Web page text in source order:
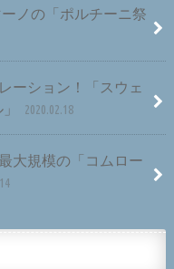
ノの「ポルチーニ祭
ーション！「スウェ
2020.02.18
大規模の「コムロー